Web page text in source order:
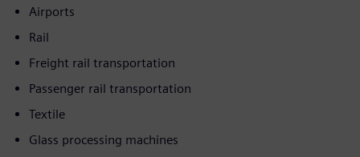
Airports
Rail
Freight rail transportation
Passenger rail transportation
Textile
Glass processing machines